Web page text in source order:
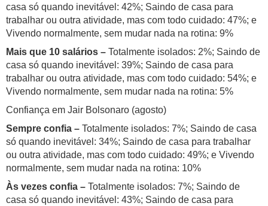
casa só quando inevitável: 42%; Saindo de casa para
trabalhar ou outra atividade, mas com todo cuidado: 47%; e
Vivendo normalmente, sem mudar nada na rotina: 9%
Mais que 10 salários – Totalmente isolados: 2%; Saindo de
casa só quando inevitável: 39%; Saindo de casa para
trabalhar ou outra atividade, mas com todo cuidado: 54%; e
Vivendo normalmente, sem mudar nada na rotina: 5%
Confiança em Jair Bolsonaro (agosto)
Sempre confia – Totalmente isolados: 7%; Saindo de casa
só quando inevitável: 34%; Saindo de casa para trabalhar
ou outra atividade, mas com todo cuidado: 49%; e Vivendo
normalmente, sem mudar nada na rotina: 10%
Às vezes confia – Totalmente isolados: 7%; Saindo de
casa só quando inevitável: 43%; Saindo de casa para